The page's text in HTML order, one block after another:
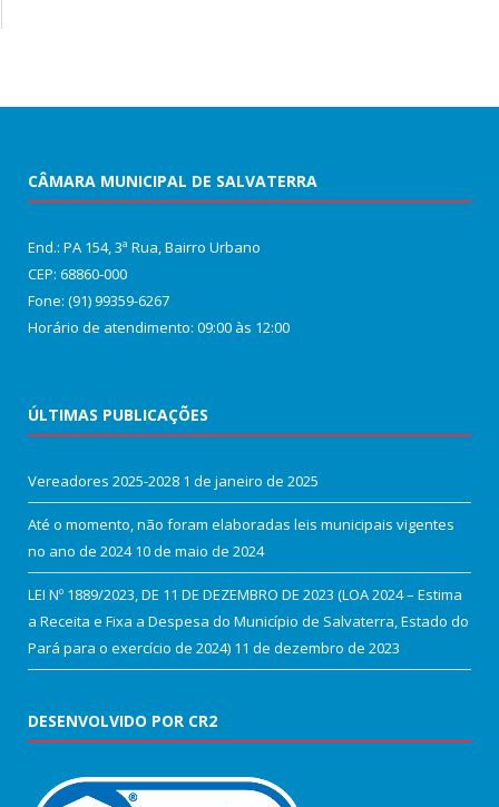
CÂMARA MUNICIPAL DE SALVATERRA
End.: PA 154, 3ª Rua, Bairro Urbano
CEP: 68860‑000
Fone: (91) 99359-6267
Horário de atendimento: 09:00 às 12:00
ÚLTIMAS PUBLICAÇÕES
Vereadores 2025-2028 1 de janeiro de 2025
Até o momento, não foram elaboradas leis municipais vigentes
no ano de 2024 10 de maio de 2024
LEI Nº 1889/2023, DE 11 DE DEZEMBRO DE 2023 (LOA 2024 – Estima
a Receita e Fixa a Despesa do Município de Salvaterra, Estado do
Pará para o exercício de 2024) 11 de dezembro de 2023
DESENVOLVIDO POR CR2